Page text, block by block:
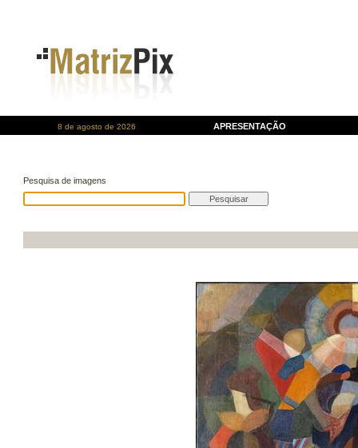
8 de agosto de 2026 APRESENTAÇÃO
Pesquisa de imagens